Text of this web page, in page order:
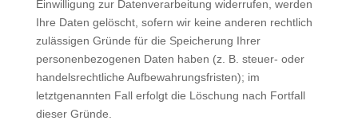
Einwilligung zur Datenverarbeitung widerrufen, werden
Ihre Daten gelöscht, sofern wir keine anderen rechtlich
zulässigen Gründe für die Speicherung Ihrer
personenbezogenen Daten haben (z. B. steuer- oder
handelsrechtliche Aufbewahrungsfristen); im
letztgenannten Fall erfolgt die Löschung nach Fortfall
dieser Gründe.